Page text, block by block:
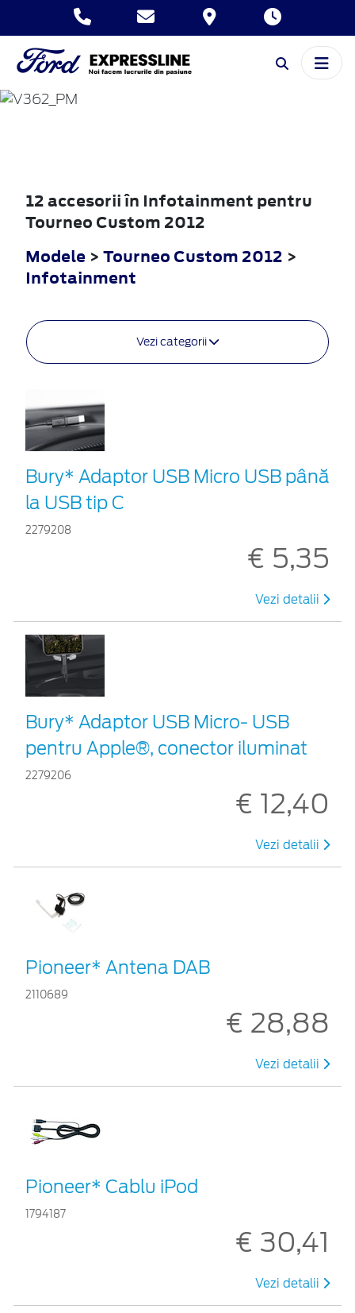
TOURNEO
CUSTOM
12 accesorii în Infotainment pentru
Tourneo Custom 2012
Modele > Tourneo Custom 2012 >
Infotainment
Vezi categorii
Bury* Adaptor USB Micro USB până
la USB tip C
2279208
€ 5,35
Vezi detalii
Bury* Adaptor USB Micro- USB
pentru Apple®, conector iluminat
2279206
€ 12,40
Vezi detalii
Pioneer* Antena DAB
2110689
€ 28,88
Vezi detalii
Pioneer* Cablu iPod
1794187
€ 30,41
Vezi detalii